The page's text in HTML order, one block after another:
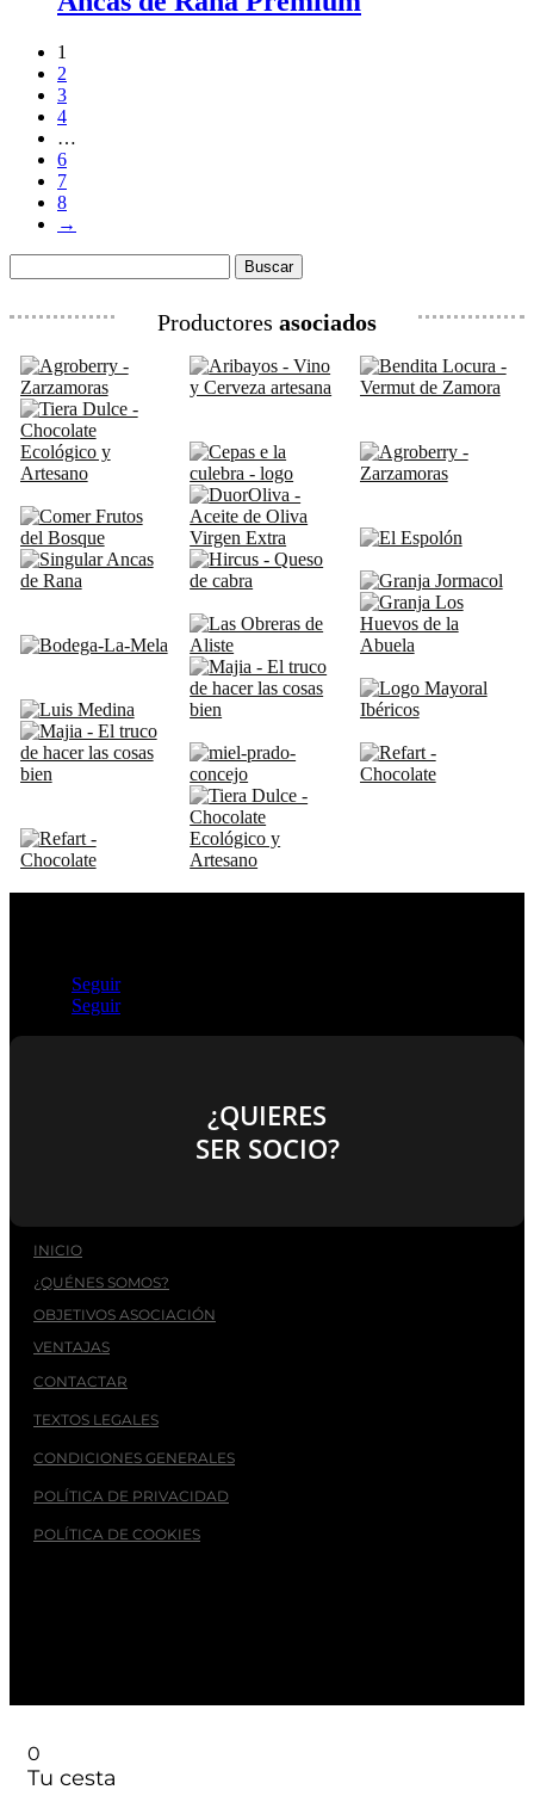
1
2
3
4
…
6
7
8
→
Productores asociados
Seguir
Seguir
¿QUIERES
SER SOCIO?
INICIO
¿QUÉNES SOMOS?
OBJETIVOS ASOCIACIÓN
VENTAJAS
CONTACTAR
TEXTOS LEGALES
CONDICIONES GENERALES
POLÍTICA DE PRIVACIDAD
POLÍTICA DE COOKIES
0
Tu cesta